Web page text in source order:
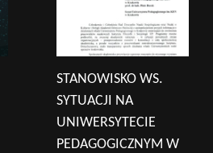
STANOWISKO WS.
SYTUACJI NA
UNIWERSYTECIE
PEDAGOGICZNYM W